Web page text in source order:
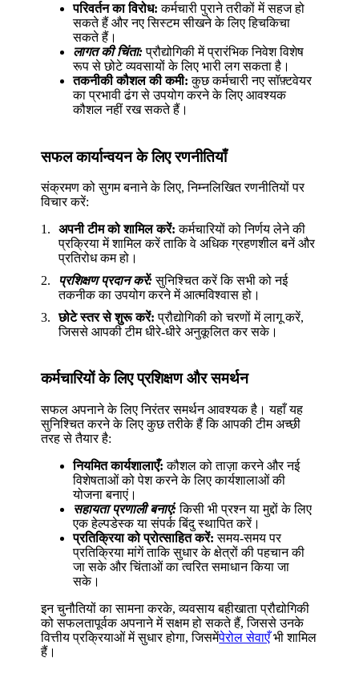
परिवर्तन का विरोध: कर्मचारी पुराने तरीकों में सहज हो
सकते हैं और नए सिस्टम सीखने के लिए हिचकिचा
सकते हैं।
लागत की चिंता:प्रौद्योगिकी में प्रारंभिक निवेश विशेष
रूप से छोटे व्यवसायों के लिए भारी लग सकता है।
तकनीकी कौशल की कमी: कुछ कर्मचारी नए सॉफ़्टवेयर
का प्रभावी ढंग से उपयोग करने के लिए आवश्यक
कौशल नहीं रख सकते हैं।
सफल कार्यान्वयन के लिए रणनीतियाँ
संक्रमण को सुगम बनाने के लिए, निम्नलिखित रणनीतियों पर
विचार करें:
अपनी टीम को शामिल करें: कर्मचारियों को निर्णय लेने की
प्रक्रिया में शामिल करें ताकि वे अधिक ग्रहणशील बनें और
प्रतिरोध कम हो।
प्रशिक्षण प्रदान करें:सुनिश्चित करें कि सभी को नई
तकनीक का उपयोग करने में आत्मविश्वास हो।
छोटे स्तर से शुरू करें: प्रौद्योगिकी को चरणों में लागू करें,
जिससे आपकी टीम धीरे-धीरे अनुकूलित कर सके।
कर्मचारियों के लिए प्रशिक्षण और समर्थन
सफल अपनाने के लिए निरंतर समर्थन आवश्यक है। यहाँ यह
सुनिश्चित करने के लिए कुछ तरीके हैं कि आपकी टीम अच्छी
तरह से तैयार है:
नियमित कार्यशालाएँ: कौशल को ताज़ा करने और नई
विशेषताओं को पेश करने के लिए कार्यशालाओं की
योजना बनाएं।
सहायता प्रणाली बनाएं:किसी भी प्रश्न या मुद्दों के लिए
एक हेल्पडेस्क या संपर्क बिंदु स्थापित करें।
प्रतिक्रिया को प्रोत्साहित करें: समय-समय पर
प्रतिक्रिया मांगें ताकि सुधार के क्षेत्रों की पहचान की
जा सके और चिंताओं का त्वरित समाधान किया जा
सके।
इन चुनौतियों का सामना करके, व्यवसाय बहीखाता प्रौद्योगिकी
को सफलतापूर्वक अपनाने में सक्षम हो सकते हैं, जिससे उनके
वित्तीय प्रक्रियाओं में सुधार होगा, जिसमेंपेरोल सेवाएँभी शामिल
हैं।